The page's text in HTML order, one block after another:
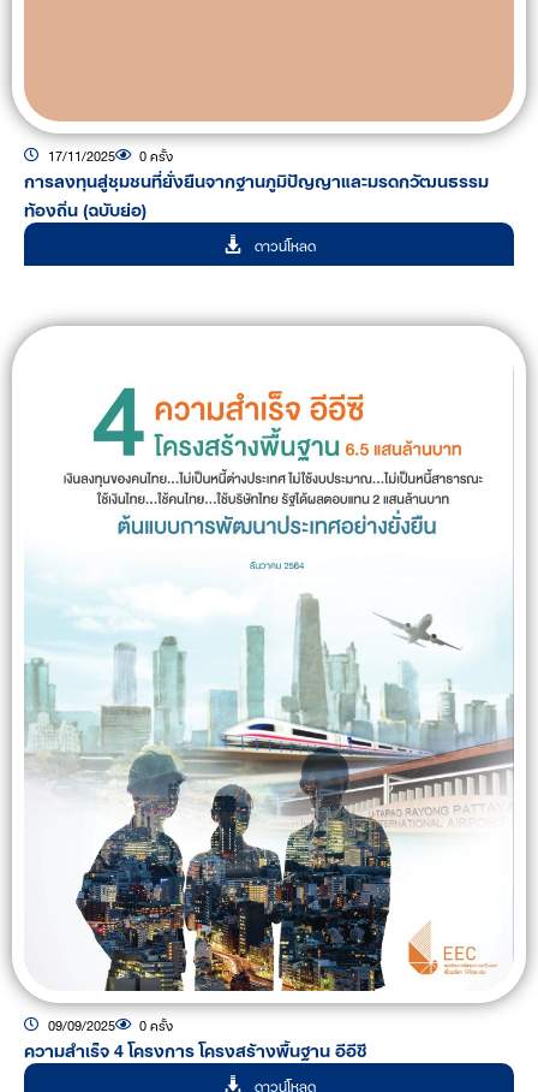
17/11/2025 0 ครั้ง
การลงทุนสู่ชุมชนที่ยั่งยืนจากฐานภูมิปัญญาและมรดกวัฒนธรรม
ท้องถิ่น (ฉบับย่อ)
ดาวน์โหลด
09/09/2025 0 ครั้ง
ความสำเร็จ 4 โครงการ โครงสร้างพื้นฐาน อีอีซี
ดาวน์โหลด